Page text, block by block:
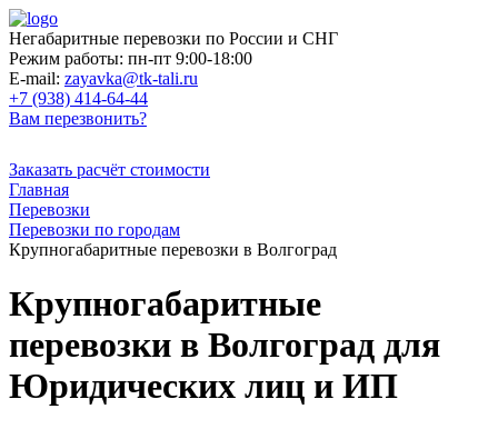
Негабаритные перевозки по России и СНГ
Режим работы: пн-пт 9:00-18:00
E-mail: zayavka@tk-tali.ru
+7 (938) 414-64-44
Вам перезвонить?
Заказать расчёт стоимости
Главная
Перевозки
Перевозки по городам
Крупногабаритные перевозки в Волгоград
Крупногабаритные
перевозки в Волгоград для
Юридических лиц и ИП